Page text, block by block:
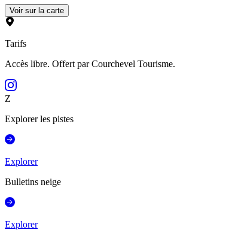
Voir sur la carte
Tarifs
Accès libre. Offert par Courchevel Tourisme.
Z
Explorer les pistes
Explorer
Bulletins neige
Explorer